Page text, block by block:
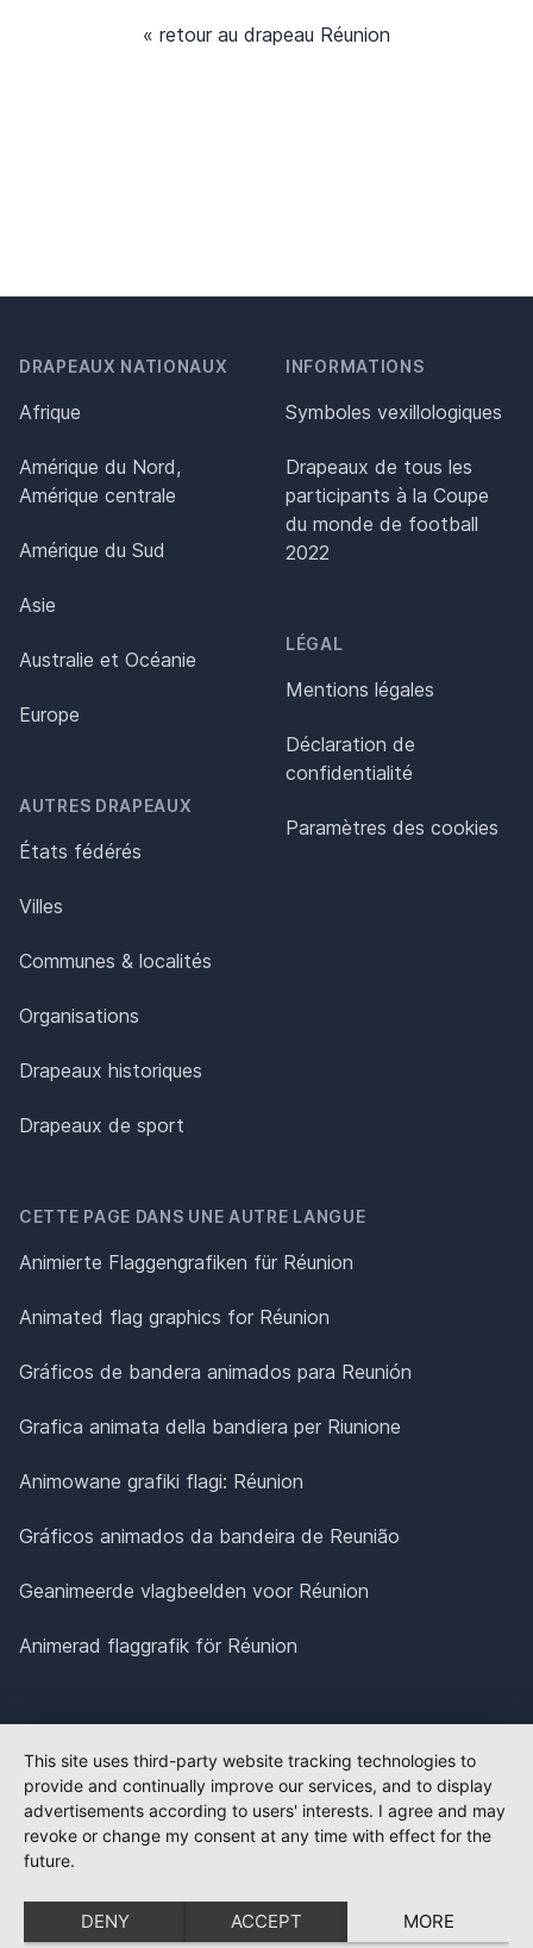
« retour au drapeau Réunion
DRAPEAUX NATIONAUX
Afrique
Amérique du Nord,
Amérique centrale
Amérique du Sud
Asie
Australie et Océanie
Europe
AUTRES DRAPEAUX
États fédérés
Villes
Communes & localités
Organisations
Drapeaux historiques
Drapeaux de sport
INFORMATIONS
Symboles vexillologiques
Drapeaux de tous les
participants à la Coupe
du monde de football
2022
LÉGAL
Mentions légales
Déclaration de
confidentialité
Paramètres des cookies
CETTE PAGE DANS UNE AUTRE LANGUE
Animierte Flaggengrafiken für Réunion
Animated flag graphics for Réunion
Gráficos de bandera animados para Reunión
Grafica animata della bandiera per Riunione
Animowane grafiki flagi: Réunion
Gráficos animados da bandeira de Reunião
Geanimeerde vlagbeelden voor Réunion
Animerad flaggrafik för Réunion
This site uses third-party website tracking technologies to
provide and continually improve our services, and to display
advertisements according to users' interests. I agree and may
revoke or change my consent at any time with effect for the
future.
DENY ACCEPT MORE